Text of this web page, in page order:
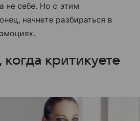
не себе. Но с этим
начнете разбираться в
критикуете